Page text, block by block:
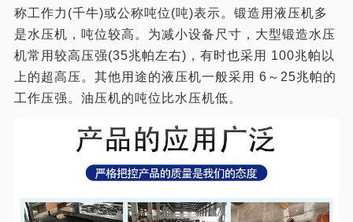
称工作力(千牛)或公称吨位(吨)表示。锻造用液压机多
是水压机，吨位较高。为减小设备尺寸，大型锻造水压
机常用较高压强(35兆帕左右)，有时也采用 100兆帕以
上的超高压。其他用途的液压机一般采用 6～25兆帕的
工作压强。油压机的吨位比水压机低。